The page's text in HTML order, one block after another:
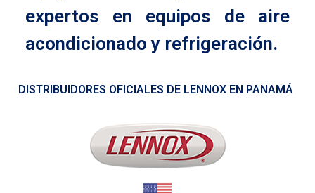
expertos en equipos de aire
acondicionado y refrigeración.
DISTRIBUIDORES OFICIALES DE LENNOX EN PANAMÁ